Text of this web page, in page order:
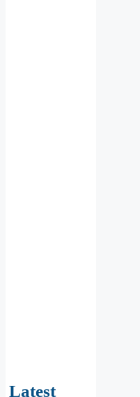
Latest